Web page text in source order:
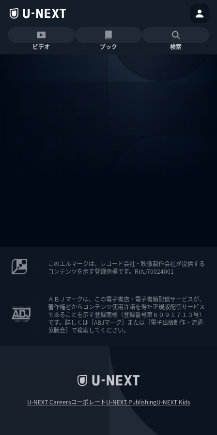
ビデオ ブック 検索
このエルマークは、レコード会社・映像製作会社が提供する
コンテンツを示す登録商標です。RIAJ70024001
ＡＢＪマークは、この電子書店・電子書籍配信サービスが、
著作権者からコンテンツ使用許諾を得た正規版配信サービス
であることを示す登録商標（登録番号第６０９１７１３号）
です。詳しくは［ABJマーク］または［電子出版制作・流通
協議会］で検索してください。
U-NEXT CareersコーポレートU-NEXT PublishingU-NEXT Kids